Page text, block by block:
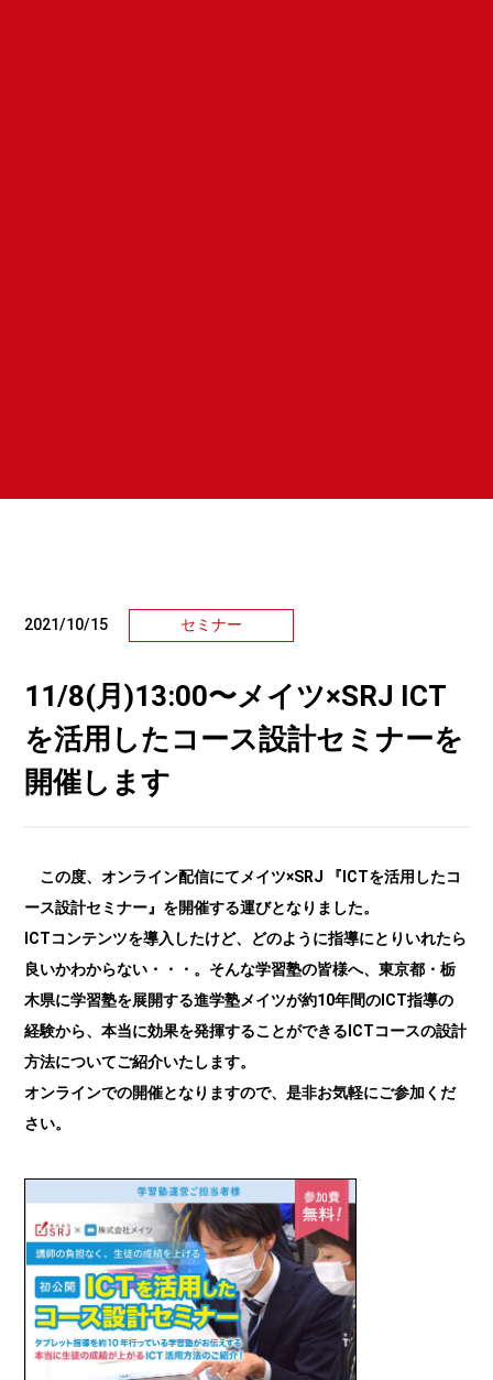
2021/10/15 セミナー
11/8(月)13:00〜メイツ×SRJ ICT
を活用したコース設計セミナーを
開催します
この度、オンライン配信にてメイツ×SRJ 『ICTを活用したコ
ース設計セミナー』を開催する運びとなりました。
ICTコンテンツを導入したけど、どのように指導にとりいれたら
良いかわからない・・・。そんな学習塾の皆様へ、東京都・栃
木県に学習塾を展開する進学塾メイツが約10年間のICT指導の
経験から、本当に効果を発揮することができるICTコースの設計
方法についてご紹介いたします。
オンラインでの開催となりますので、是非お気軽にご参加くだ
さい。